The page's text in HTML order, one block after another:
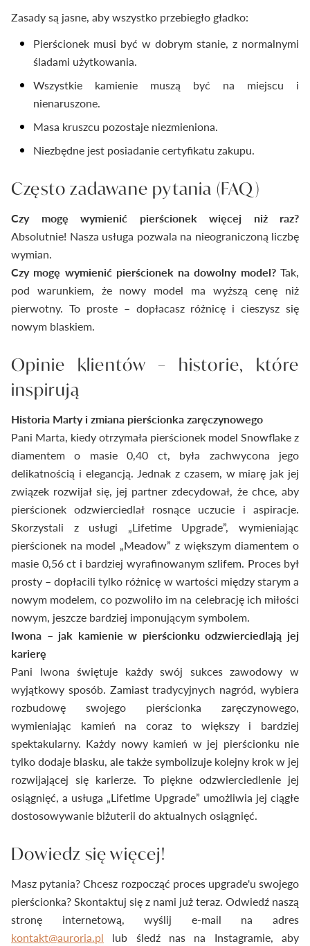
Zasady są jasne, aby wszystko przebiegło gładko:
Pierścionek musi być w dobrym stanie, z normalnymi
śladami użytkowania.
Wszystkie kamienie muszą być na miejscu i
nienaruszone.
Masa kruszcu pozostaje niezmieniona.
Niezbędne jest posiadanie certyfikatu zakupu.
Często zadawane pytania (FAQ)
Czy mogę wymienić pierścionek więcej niż raz?
Absolutnie! Nasza usługa pozwala na nieograniczoną liczbę
wymian.
Czy mogę wymienić pierścionek na dowolny model?Tak,
pod warunkiem, że nowy model ma wyższą cenę niż
pierwotny. To proste – dopłacasz różnicę i cieszysz się
nowym blaskiem.
Opinie klientów – historie, które
inspirują
Historia Marty i zmiana pierścionka zaręczynowego
Pani Marta, kiedy otrzymała pierścionek model Snowflake z
diamentem o masie 0,40 ct, była zachwycona jego
delikatnością i elegancją. Jednak z czasem, w miarę jak jej
związek rozwijał się, jej partner zdecydował, że chce, aby
pierścionek odzwierciedlał rosnące uczucie i aspiracje.
Skorzystali z usługi „Lifetime Upgrade”, wymieniając
pierścionek na model „Meadow” z większym diamentem o
masie 0,56 ct i bardziej wyrafinowanym szlifem. Proces był
prosty – dopłacili tylko różnicę w wartości między starym a
nowym modelem, co pozwoliło im na celebrację ich miłości
nowym, jeszcze bardziej imponującym symbolem.
Iwona – jak kamienie w pierścionku odzwierciedlają jej
karierę
Pani Iwona świętuje każdy swój sukces zawodowy w
wyjątkowy sposób. Zamiast tradycyjnych nagród, wybiera
rozbudowę swojego pierścionka zaręczynowego,
wymieniając kamień na coraz to większy i bardziej
spektakularny. Każdy nowy kamień w jej pierścionku nie
tylko dodaje blasku, ale także symbolizuje kolejny krok w jej
rozwijającej się karierze. To piękne odzwierciedlenie jej
osiągnięć, a usługa „Lifetime Upgrade” umożliwia jej ciągłe
dostosowywanie biżuterii do aktualnych osiągnięć.
Dowiedz się więcej!
Masz pytania? Chcesz rozpocząć proces upgrade'u swojego
pierścionka? Skontaktuj się z nami już teraz. Odwiedź naszą
stronę internetową, wyślij e-mail na adres
kontakt@auroria.pl lub śledź nas na Instagramie, aby